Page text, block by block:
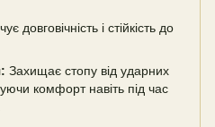
довговічність і стійкість до
Захищає стопу від ударних
комфорт навіть під час